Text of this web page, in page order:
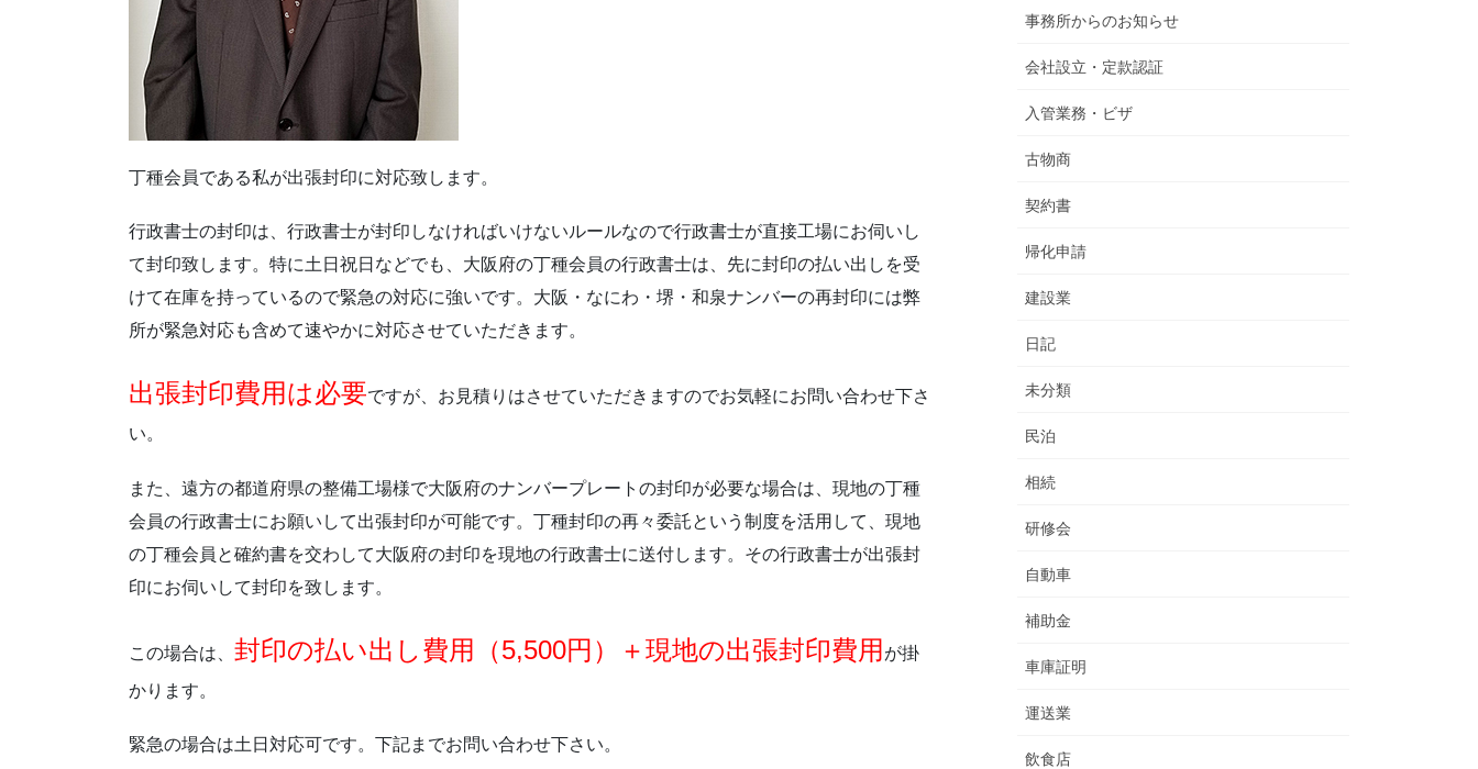
丁種会員である私が出張封印に対応致します。
行政書士の封印は、行政書士が封印しなければいけないルールなので行政書士が直接工場にお伺いし
て封印致します。特に土日祝日などでも、大阪府の丁種会員の行政書士は、先に封印の払い出しを受
けて在庫を持っているので緊急の対応に強いです。大阪・なにわ・堺・和泉ナンバーの再封印には弊
所が緊急対応も含めて速やかに対応させていただきます。
出張封印費用は必要ですが、お見積りはさせていただきますのでお気軽にお問い合わせ下さ
い。
また、遠方の都道府県の整備工場様で大阪府のナンバープレートの封印が必要な場合は、現地の丁種
会員の行政書士にお願いして出張封印が可能です。丁種封印の再々委託という制度を活用して、現地
の丁種会員と確約書を交わして大阪府の封印を現地の行政書士に送付します。その行政書士が出張封
印にお伺いして封印を致します。
この場合は、 封印の払い出し費用（5,500円）＋現地の出張封印費用が掛
かります。
緊急の場合は土日対応可です。下記までお問い合わせ下さい。
事務所からのお知らせ
会社設立・定款認証
入管業務・ビザ
古物商
契約書
帰化申請
建設業
日記
未分類
民泊
相続
研修会
自動車
補助金
車庫証明
運送業
飲食店